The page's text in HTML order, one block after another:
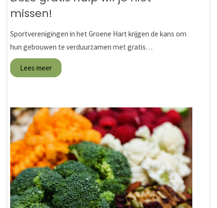
missen!
Sportverenigingen in het Groene Hart krijgen de kans om
hun gebouwen te verduurzamen met gratis…
Lees meer